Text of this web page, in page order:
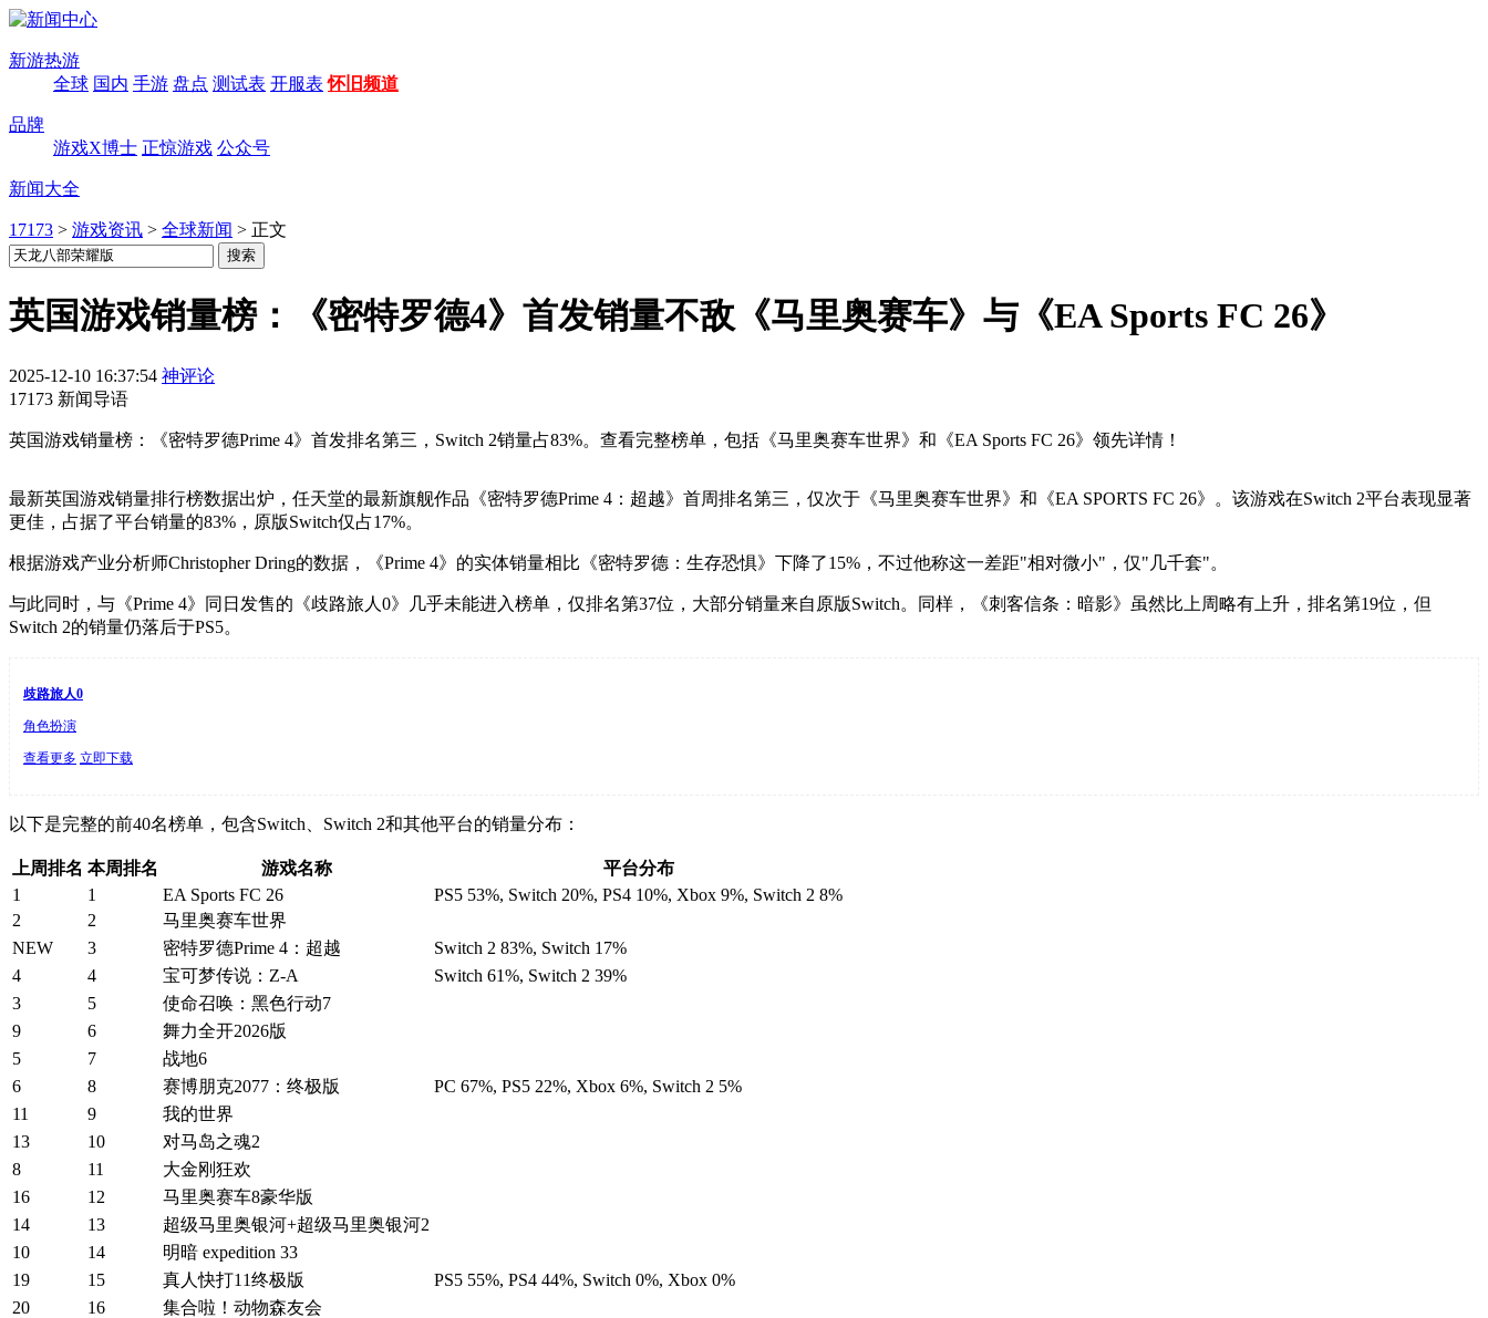
新游热游
全球 国内 手游 盘点 测试表 开服表 怀旧频道
品牌
游戏X博士 正惊游戏 公众号
新闻大全
17173 > 游戏资讯 > 全球新闻 > 正文
英国游戏销量榜：《密特罗德4》首发销量不敌《马里奥赛车》与《EA Sports FC 26》
2025-12-10 16:37:54 神评论
17173 新闻导语
英国游戏销量榜：《密特罗德Prime 4》首发排名第三，Switch 2销量占83%。查看完整榜单，包括《马里奥赛车世界》和《EA Sports FC 26》领先详情！
最新英国游戏销量排行榜数据出炉，任天堂的最新旗舰作品《密特罗德Prime 4：超越》首周排名第三，仅次于《马里奥赛车世界》和《EA SPORTS FC 26》。该游戏在Switch 2平台表现显著
更佳，占据了平台销量的83%，原版Switch仅占17%。
根据游戏产业分析师Christopher Dring的数据，《Prime 4》的实体销量相比《密特罗德：生存恐惧》下降了15%，不过他称这一差距"相对微小"，仅"几千套"。
与此同时，与《Prime 4》同日发售的《歧路旅人0》几乎未能进入榜单，仅排名第37位，大部分销量来自原版Switch。同样，《刺客信条：暗影》虽然比上周略有上升，排名第19位，但
Switch 2的销量仍落后于PS5。
歧路旅人0
角色扮演
查看更多 立即下载
以下是完整的前40名榜单，包含Switch、Switch 2和其他平台的销量分布：
上周排名 本周排名 游戏名称
平台分布
1
1 EA Sports FC 26
PS5 53%, Switch 20%, PS4 10%, Xbox 9%, Switch 2 8%
2
2
马里奥赛车世界
NEW
3 密特罗德Prime 4：超越
Switch 2 83%, Switch 17%
4
4 宝可梦传说：Z-A
Switch 61%, Switch 2 39%
3
5
使命召唤：黑色行动7
9
6
舞力全开2026版
5
7
战地6
6
8 赛博朋克2077：终极版
PC 67%, PS5 22%, Xbox 6%, Switch 2 5%
11
9
我的世界
13
10
对马岛之魂2
8
11
大金刚狂欢
16
12
马里奥赛车8豪华版
14
13
超级马里奥银河+超级马里奥银河2
10
14
明暗 expedition 33
19
15 真人快打11终极版
PS5 55%, PS4 44%, Switch 0%, Xbox 0%
20
16
集合啦！动物森友会